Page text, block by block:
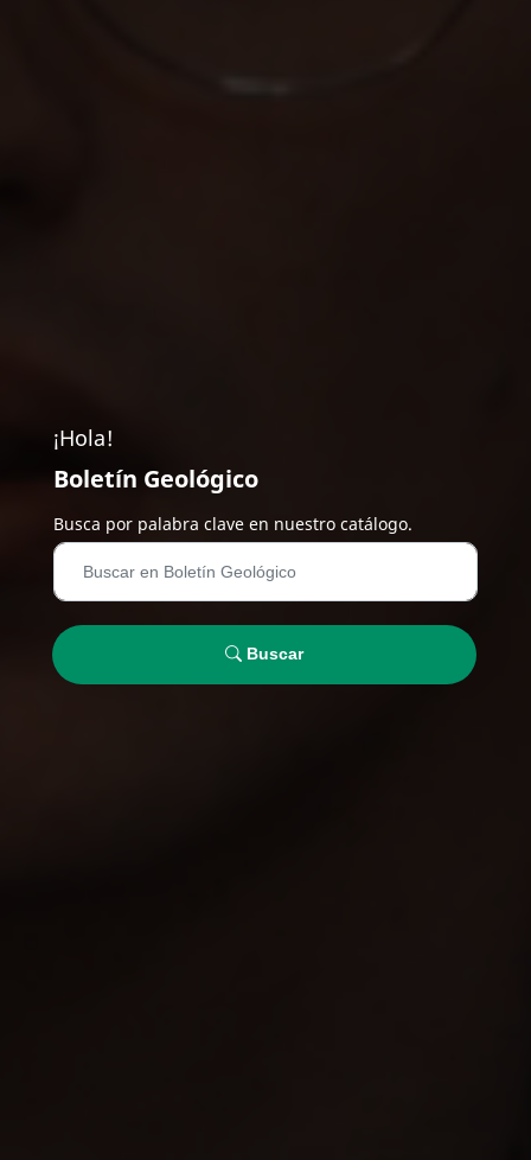
¡Hola!
Boletín Geológico
Busca por palabra clave en nuestro catálogo.
Buscar